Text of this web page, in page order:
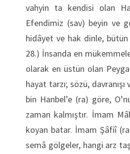
vahyin ta kendisi olan
Efendimiz (sav) beyin ve
hidâyet ve hak dinle,
28.) İnsanda en
olarak en üstün olan
hayat tarzı; sözü,
bin Hanbel’e (ra) göre,
zaman kalmıştır. İmam
koyan batar. İmam Şâfiî
semâ gölgeler, hangi arz